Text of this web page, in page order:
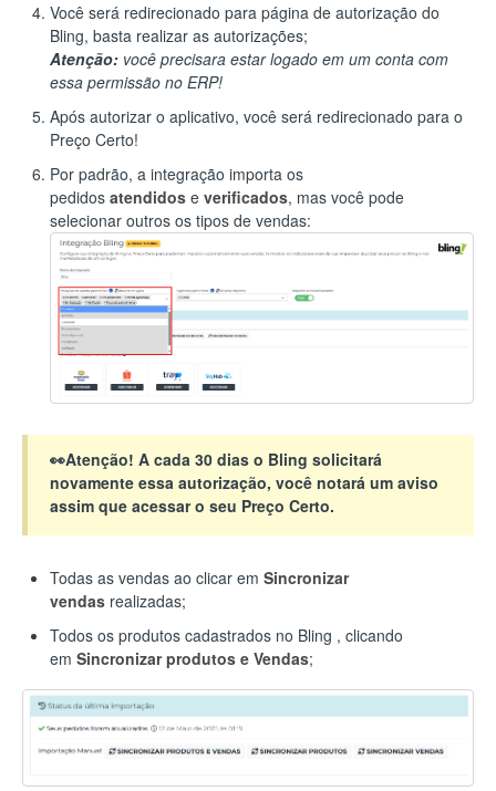
Você será redirecionado para página de autorização do
Bling, basta realizar as autorizações;
Atenção: você precisara estar logado em um conta com
essa permissão no ERP!
Após autorizar o aplicativo, você será redirecionado para o
Preço Certo!
Por padrão, a integração importa os
pedidos atendidos e verificados, mas você pode
selecionar outros os tipos de vendas:
👀Atenção! A cada 30 dias o Bling solicitará
novamente essa autorização, você notará um aviso
assim que acessar o seu Preço Certo.
Todas as vendas ao clicar em Sincronizar
vendas realizadas;
Todos os produtos cadastrados no Bling , clicando
em Sincronizar produtos e Vendas;